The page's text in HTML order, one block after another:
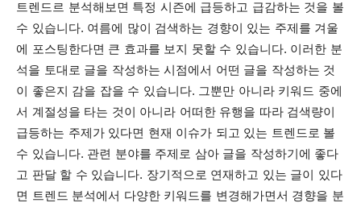
트렌드르 분석해보면 특정 시즌에 급등하고 급감하는 것을 볼
수 있습니다. 여름에 많이 검색하는 경향이 있는 주제를 겨울
에 포스팅한다면 큰 효과를 보지 못할 수 있습니다. 이 러한 분
석을 토대로 글을 작성하는 시점에서 어떤 글을 작성하는 것
이 좋은지 감을 잡을 수 있습니다. 그뿐만 아니라 키워드 중에
서 계절성을 타는 것이 아니라 어떠한 유행을 따라 검색량이
급등하는 주제가 있다면 현재 이슈가 되고 있는 트렌드로 볼
수 있습니다. 관련 분야를 주제로 삼아 글을 작성하기에 좋다
고 판달 할 수 있습니다. 장기적으로 연재하고 있는 글이 있다
면 트렌드 분석에서 다양한 키워드를 변경해가면서 경향을 분